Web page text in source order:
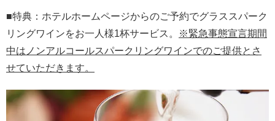
■特典：ホテルホームページからのご予約でグラススパーク
リングワインをお一人様1杯サービス。
※緊急事態宣言期間
中はノンアルコールスパークリングワインでのご提供とさ
せていただきます。